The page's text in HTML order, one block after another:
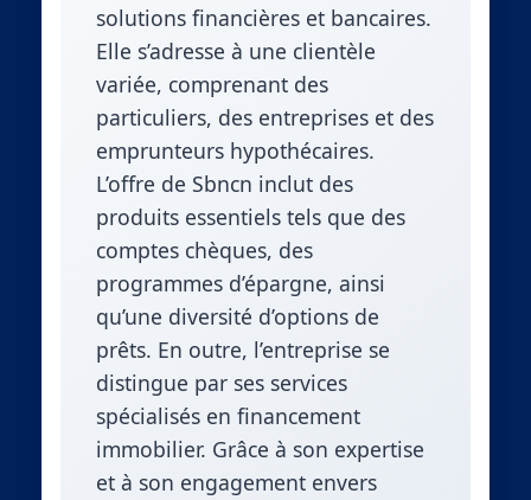
solutions financières et bancaires.
Elle s’adresse à une clientèle
variée, comprenant des
particuliers, des entreprises et des
emprunteurs hypothécaires.
L’offre de Sbncn inclut des
produits essentiels tels que des
comptes chèques, des
programmes d’épargne, ainsi
qu’une diversité d’options de
prêts. En outre, l’entreprise se
distingue par ses services
spécialisés en financement
immobilier. Grâce à son expertise
et à son engagement envers